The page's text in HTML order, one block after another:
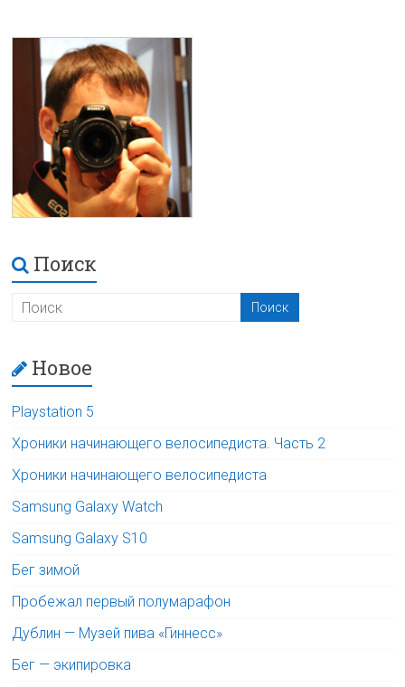
Поиск
Новое
Playstation 5
Хроники начинающего велосипедиста. Часть 2
Хроники начинающего велосипедиста
Samsung Galaxy Watch
Samsung Galaxy S10
Бег зимой
Пробежал первый полумарафон
Дублин — Музей пива «Гиннесс»
Бег — экипировка